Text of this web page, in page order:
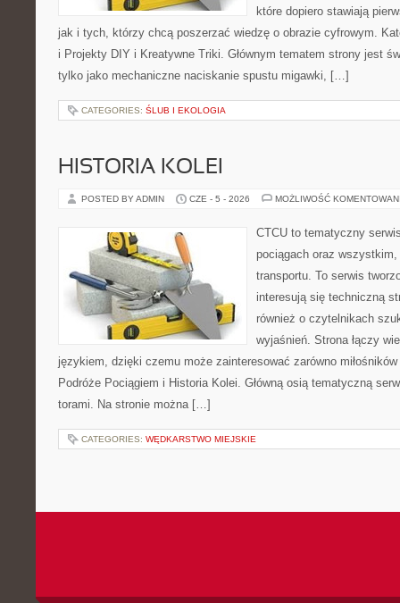
które dopiero stawiają
jak i tych, którzy chcą poszerzać wiedzę o obrazie cyfrowym.
i Projekty DIY i Kreatywne Triki. Głównym tematem strony jest
tylko jako mechaniczne naciskanie spustu migawki, […]
CATEGORIES: ŚLUB I EKOLOGIA
HISTORIA KOLEI
POSTED BY ADMIN CZE - 5 - 2026 MOŻLIWOŚĆ
CTCU to tematyczny
pociągach oraz
transportu. To serwis
interesują się techniczną
również o czytelnikach
wyjaśnień. Strona łączy
językiem, dzięki czemu może zainteresować zarówno
Podróże Pociągiem i Historia Kolei. Główną osią tematyczną
torami. Na stronie można […]
CATEGORIES: WĘDKARSTWO MIEJSKIE